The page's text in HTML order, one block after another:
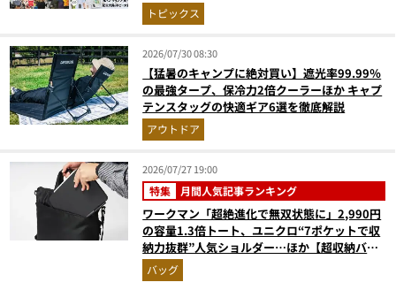
トピックス
2026/07/30 08:30
【猛暑のキャンプに絶対買い】遮光率99.99％
の最強タープ、保冷力2倍クーラーほか キャプ
テンスタッグの快適ギア6選を徹底解説
アウトドア
2026/07/27 19:00
特集 月間人気記事ランキング
ワークマン「超絶進化で無双状態に」2,990円
の容量1.3倍トート、ユニクロ“7ポケットで収
納力抜群”人気ショルダー…ほか【超収納バッ
グの人気記事ランキングベスト3】（2026年6
月版）
バッグ